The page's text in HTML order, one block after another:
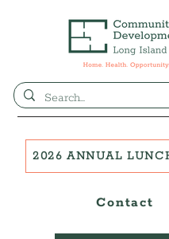
Contact
2026 ANNUAL